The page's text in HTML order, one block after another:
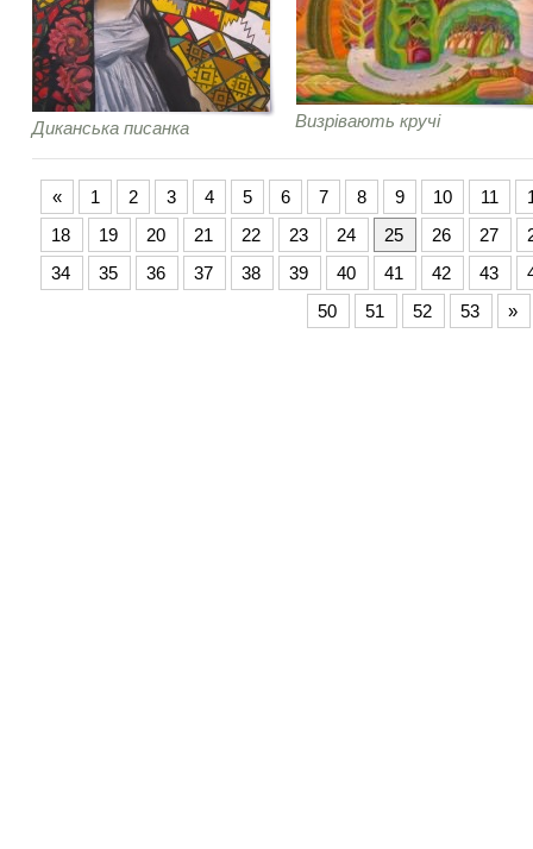
Диканська писанка Визрівають кручі
« 1 2 3 4 5 6 7 8 9 10 11
18
19 20 21 22 23 24 25 26 27
34
35 36 37 38 39 40 41 42 43
50
51 52 53 »